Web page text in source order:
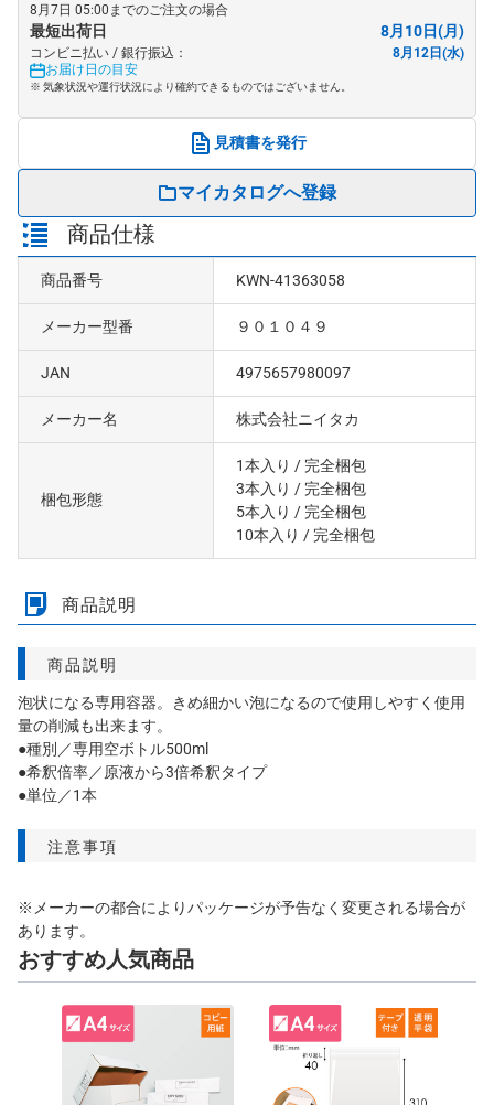
8月7日 05:00までのご注文の場合
最短出荷日 8月10日(月)
コンビニ払い / 銀行振込：
8月12日(水)
お届け日の目安
※ 気象状況や運行状況により確約できるものではございません。
見積書を発行
マイカタログへ登録
商品仕様
商品番号 KWN-41363058
メーカー型番 ９０１０４９
JAN 4975657980097
メーカー名 株式会社ニイタカ
梱包形態
1本入り / 完全梱包
3本入り / 完全梱包
5本入り / 完全梱包
10本入り / 完全梱包
商品説明
商品説明
泡状になる専用容器。きめ細かい泡になるので使用しやすく使用
量の削減も出来ます。
●種別／専用空ボトル500ml
●希釈倍率／原液から3倍希釈タイプ
●単位／1本
注意事項
※メーカーの都合によりパッケージが予告なく変更される場合が
あります。
おすすめ人気商品